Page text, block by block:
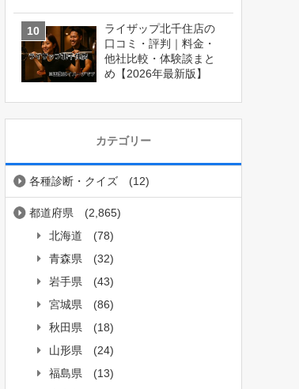
ライザップ北千住店の
口コミ・評判｜料金・
他社比較・体験談まと
め【2026年最新版】
カテゴリー
各種診断・クイズ (12)
都道府県
(2,865)
北海道
(78)
青森県
(32)
岩手県
(43)
宮城県
(86)
秋田県
(18)
山形県
(24)
福島県
(13)